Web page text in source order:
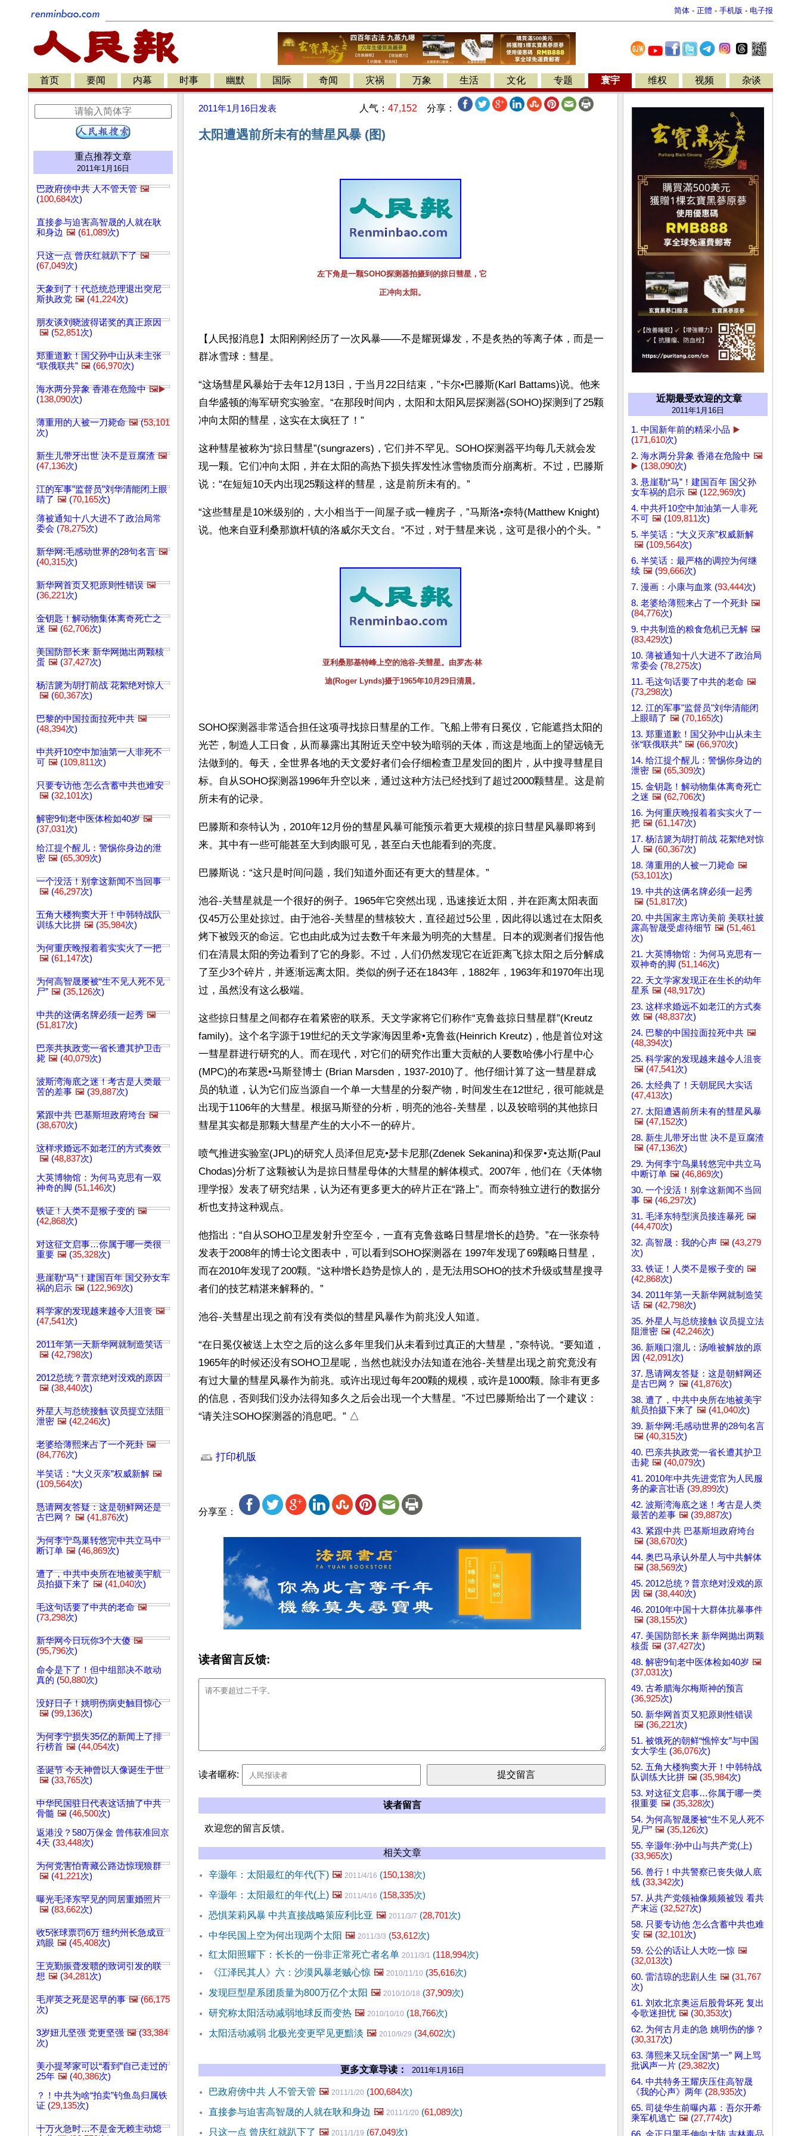
简体 - 正體 - 手机版 - 电子报
首页 要闻 内幕 时事 幽默 国际 奇闻 灾祸 万象 生活 文化 专题 寰宇 维权 视频 杂谈
重点推荐文章
2011年1月16日
巴政府傍中共 人不管天管 🖼️
(100,684次)
直接参与迫害高智晟的人就在耿
和身边 🖼️ (61,089次)
只这一点 曾庆红就趴下了 🖼️
(67,049次)
天象到了！代总统总理退出突尼
斯执政党 🖼️ (41,224次)
朋友谈刘晓波得诺奖的真正原因
🖼️ (52,851次)
郑重道歉！国父孙中山从未主张
“联俄联共” 🖼️ (66,970次)
海水两分异象 香港在危险中 🖼️▶️
(138,090次)
薄重用的人被一刀毙命 🖼️(53,101
次)
新生儿带牙出世 决不是豆腐渣 🖼️
(47,136次)
江的军事"监督员"刘华清能闭上眼
睛了 🖼️ (70,165次)
薄被通知十八大进不了政治局常
委会 (78,275次)
新华网:毛感动世界的28句名言 🖼️
(40,315次)
新华网首页又犯原则性错误 🖼️
(36,221次)
金钥匙！解动物集体离奇死亡之
迷 🖼️ (62,706次)
美国防部长来 新华网抛出两颗核
蛋 🖼️ (37,427次)
杨洁篪为胡打前战 花絮绝对惊人
🖼️ (60,367次)
巴黎的中国拉面拉死中共 🖼️
(48,394次)
中共歼10空中加油第一人非死不
可 🖼️ (109,811次)
只要专访他 怎么含蓄中共也难安
🖼️ (32,101次)
解密9旬老中医体检如40岁 🖼️
(37,031次)
给江提个醒儿：警惕你身边的泄
密 🖼️ (65,309次)
一个没活！别拿这新闻不当回事
🖼️ (46,297次)
五角大楼狗窦大开！中韩特战队
训练大比拼 🖼️ (35,984次)
为何重庆晚报着着实实火了一把
🖼️ (61,147次)
为何高智晟屡被“生不见人死不见
尸” 🖼️ (35,126次)
中共的这俩名牌必须一起秀 🖼️
(51,817次)
巴亲共执政党一省长遭其护卫击
毙 🖼️ (40,079次)
波斯湾海底之迷！考古是人类最
苦的差事 🖼️ (39,887次)
紧跟中共 巴基斯坦政府垮台 🖼️
(38,670次)
这样求婚远不如老江的方式奏效
🖼️ (48,837次)
大英博物馆：为何马克思有一双
神奇的脚 (51,146次)
铁证！人类不是猴子变的 🖼️
(42,868次)
对这征文启事…你属于哪一类很
重要 🖼️ (35,328次)
悬崖勒“马”！建国百年 国父孙女车
祸的启示 🖼️ (122,969次)
科学家的发现越来越令人沮丧 🖼️
(47,541次)
2011年第一天新华网就制造笑话
🖼️ (42,798次)
2012总统？普京绝对没戏的原因
🖼️ (38,440次)
外星人与总统接触 议员提立法阻
泄密 🖼️ (42,246次)
老婆给薄熙来占了一个死卦 🖼️
(84,776次)
半笑话：“大义灭亲”权威新解 🖼️
(109,564次)
恳请网友答疑：这是朝鲜网还是
古巴网？ 🖼️ (41,876次)
为何李宁鸟巢转悠完中共立马中
断订单 🖼️ (46,869次)
遭了，中共中央所在地被美宇航
员拍摄下来了 🖼️ (41,040次)
毛这句话要了中共的老命 🖼️
(73,298次)
新华网今日玩你3个大傻 🖼️
(95,796次)
命令是下了！但中组部决不敢动
真的 (50,880次)
没好日子！姚明伤病史触目惊心
🖼️ (99,136次)
为何李宁损失35亿的新闻上了排
行榜首 🖼️ (44,054次)
圣诞节 今天神曾以人像诞生于世
🖼️ (33,765次)
中华民国驻日代表这话抽了中共
骨髓 🖼️ (46,500次)
返港没？580万保金 曾伟获准回京
4天 (33,448次)
为何党害怕青藏公路边惊现狼群
🖼️ (41,221次)
曝光毛泽东罕见的同居重婚照片
🖼️ (83,662次)
收5张球票罚6万 纽约州长急成豆
鸡眼 🖼️ (45,408次)
王克勤振聋发聩的致词引发的联
想 🖼️ (34,281次)
毛岸英之死是迟早的事 🖼️(66,175
次)
3岁妞儿坚强 党更坚强 🖼️(33,384
次)
美小提琴家可以“看到”自己走过的
25年 🖼️ (40,386次)
？！中共为啥“拍卖”钓鱼岛归属铁
证 (29,135次)
十万火急时…不是金无赖主动熄
2011年1月16日 发表 人气： 47,152 分享：
太阳遭遇前所未有的彗星风暴 (图)
左下角是一颗SOHO探测器拍摄到的掠日彗星，它
正冲向太阳。
【人民报消息】太阳刚刚经历了一次风暴——不是耀斑爆发，不是炙热的等离子体，而是一
群冰雪球：彗星。
“这场彗星风暴始于去年12月13日，于当月22日结束，”卡尔•巴滕斯(Karl Battams)说。他来
自华盛顿的海军研究实验室。“在那段时间内，太阳和太阳风层探测器(SOHO)探测到了25颗
冲向太阳的彗星，这实在太疯狂了！”
这种彗星被称为“掠日彗星”(sungrazers)，它们并不罕见。SOHO探测器平均每几天就会发
现一颗。它们冲向太阳，并在太阳的高热下损失挥发性冰雪物质而分崩离析。不过，巴滕斯
说：“在短短10天内出现25颗这样的彗星，这是前所未有的。”
“这些彗星是10米级别的，大小相当于一间屋子或一幢房子，”马斯洛•奈特(Matthew Knight)
说。他来自亚利桑那旗杆镇的洛威尔天文台。“不过，对于彗星来说，这可是很小的个头。”
亚利桑那基特峰上空的池谷-关彗星。由罗杰·林
迪(Roger Lynds)摄于1965年10月29日清晨。
SOHO探测器非常适合担任这项寻找掠日彗星的工作。飞船上带有日冕仪，它能遮挡太阳的
光芒，制造人工日食，从而暴露出其附近天空中较为暗弱的天体，而这是地面上的望远镜无
法做到的。每天，全世界各地的天文爱好者们会仔细检查卫星发回的图片，从中搜寻彗星目
标。自从SOHO探测器1996年升空以来，通过这种方法已经找到了超过2000颗彗星。这是前
所未有的记录。
巴滕斯和奈特认为，2010年12月份的彗星风暴可能预示着更大规模的掠日彗星风暴即将到
来。其中有一些可能甚至大到肉眼可见，甚至白天也能看到的亮度。
巴滕斯说：“这只是时间问题，我们知道外面还有更大的彗星体。”
池谷-关彗星就是一个很好的例子。1965年它突然出现，迅速接近太阳，并在距离太阳表面
仅45万公里处掠过。由于池谷-关彗星的彗核较大，直径超过5公里，因此得以逃过在太阳炙
烤下被毁灭的命运。它也由此成为过去数千年来最为明亮的大彗星。日本的观测者们报告他
们在清晨太阳的旁边看到了它的身影。不过，人们仍然发现它在近距离飞掠太阳之后分解成
了至少3个碎片，并逐渐远离太阳。类似的例子还在1843年，1882年，1963年和1970年出现
过，虽然没有这么极端。
这些掠日彗星之间都存在着紧密的联系。天文学家将它们称作“克鲁兹掠日彗星群”(Kreutz
family)。这个名字源于19世纪的天文学家海因里希•克鲁兹(Heinrich Kreutz)，他是首位对这
一彗星群进行研究的人。而在现代，对它们的研究作出重大贡献的人要数哈佛小行星中心
(MPC)的布莱恩•马斯登博士 (Brian Marsden，1937-2010)了。他仔细计算了这一彗星群成
员的轨道，认为它们应当源自一个单一大彗星的分裂产物，时间发生在12世纪，很可能就是
出现于1106年的大彗星。根据马斯登的分析，明亮的池谷-关彗星，以及较暗弱的其他掠日
彗星其实都是那颗大彗星产生的大小不一的碎片。
喷气推进实验室(JPL)的研究人员泽但尼克•瑟卡尼那(Zdenek Sekanina)和保罗•克达斯(Paul
Chodas)分析了这颗被认为是掠日彗星母体的大彗星的解体模式。2007年，他们在《天体物
理学报》发表了研究结果，认为还有更多更大的碎片正在“路上”。而奈特独立进行的数据分
析也支持这种观点。
他指出：“自从SOHO卫星发射升空至今，一直有克鲁兹略日彗星增长的趋势。”在一张奈特
发表于2008年的博士论文图表中，可以看到SOHO探测器在 1997年发现了69颗略日彗星，
而在2010年发现了200颗。“这种增长趋势是惊人的，是无法用SOHO的技术升级或彗星搜寻
者们的技艺精湛来解释的。”
池谷-关彗星出现之前有没有类似的彗星风暴作为前兆没人知道。
“在日冕仪被送上太空之后的这么多年里我们从未看到过真正的大彗星，”奈特说。“要知道，
1965年的时候还没有SOHO卫星呢，当然也就没办法知道在池谷-关彗星出现之前究竟没有
有过大量的彗星风暴作为前兆。或许出现过每年200颗的规模，或许是1000颗。除非有更多
的信息，否则我们没办法得知多久之后会出现一个大彗星。”不过巴滕斯给出了一个建议：
“请关注SOHO探测器的消息吧。” △
打印机版
分享至：
读者留言反馈:
读者暱称:
读者留言
欢迎您的留言反馈。
相关文章
辛灏年：太阳最红的年代(下) 🖼️ 2011/4/16 (150,138次)
辛灏年：太阳最红的年代(上) 🖼️ 2011/4/16 (158,335次)
恐惧茉莉风暴 中共直接战略策应利比亚 🖼️ 2011/3/7 (28,701次)
中华民国上空为何出现两个太阳 🖼️ 2011/3/3 (53,612次)
红太阳照耀下：长长的一份非正常死亡者名单 2011/3/1 (118,994次)
《江泽民其人》六：沙漠风暴老贼心惊 🖼️ 2010/11/10 (35,616次)
发现巨型星系团质量为800万亿个太阳 🖼️ 2010/10/18 (37,909次)
研究称太阳活动减弱地球反而变热 🖼️ 2010/10/10 (18,766次)
太阳活动减弱 北极光变更罕见更黯淡 🖼️ 2010/9/29 (34,602次)
更多文章导读： 2011年1月16日
巴政府傍中共 人不管天管 🖼️ 2011/1/20 (100,684次)
直接参与迫害高智晟的人就在耿和身边 🖼️ 2011/1/20 (61,089次)
只这一点 曾庆红就趴下了 🖼️ 2011/1/19 (67,049次)
近期最受欢迎的文章
2011年1月16日
1. 中国新年前的精采小品 ▶️
(171,610次)
2. 海水两分异象 香港在危险中 🖼️
▶️ (138,090次)
3. 悬崖勒“马”！建国百年 国父孙
女车祸的启示 🖼️ (122,969次)
4. 中共歼10空中加油第一人非死
不可 🖼️ (109,811次)
5. 半笑话：“大义灭亲”权威新解
🖼️ (109,564次)
6. 半笑话：最严格的调控为何继
续 🖼️ (99,666次)
7. 漫画：小康与血浆 (93,444次)
8. 老婆给薄熙来占了一个死卦 🖼️
(84,776次)
9. 中共制造的粮食危机已无解 🖼️
(83,429次)
10. 薄被通知十八大进不了政治局
常委会 (78,275次)
11. 毛这句话要了中共的老命 🖼️
(73,298次)
12. 江的军事"监督员"刘华清能闭
上眼睛了 🖼️ (70,165次)
13. 郑重道歉！国父孙中山从未主
张“联俄联共” 🖼️ (66,970次)
14. 给江提个醒儿：警惕你身边的
泄密 🖼️ (65,309次)
15. 金钥匙！解动物集体离奇死亡
之迷 🖼️ (62,706次)
16. 为何重庆晚报着着实实火了一
把 🖼️ (61,147次)
17. 杨洁篪为胡打前战 花絮绝对惊
人 🖼️ (60,367次)
18. 薄重用的人被一刀毙命 🖼️
(53,101次)
19. 中共的这俩名牌必须一起秀
🖼️ (51,817次)
20. 中共国家主席访美前 美联社披
露高智晟受虐待细节 🖼️ (51,461
次)
21. 大英博物馆：为何马克思有一
双神奇的脚 (51,146次)
22. 天文学家发现正在生长的幼年
星系 🖼️ (48,917次)
23. 这样求婚远不如老江的方式奏
效 🖼️ (48,837次)
24. 巴黎的中国拉面拉死中共 🖼️
(48,394次)
25. 科学家的发现越来越令人沮丧
🖼️ (47,541次)
26. 太经典了！天朝屁民大实话
(47,413次)
27. 太阳遭遇前所未有的彗星风暴
🖼️ (47,152次)
28. 新生儿带牙出世 决不是豆腐渣
🖼️ (47,136次)
29. 为何李宁鸟巢转悠完中共立马
中断订单 🖼️ (46,869次)
30. 一个没活！别拿这新闻不当回
事 🖼️ (46,297次)
31. 毛泽东特型演员接连暴死 🖼️
(44,470次)
32. 高智晟：我的心声 🖼️ (43,279
次)
33. 铁证！人类不是猴子变的 🖼️
(42,868次)
34. 2011年第一天新华网就制造笑
话 🖼️ (42,798次)
35. 外星人与总统接触 议员提立法
阻泄密 🖼️ (42,246次)
36. 新顺口溜儿：汤唯被解放的原
因 (42,091次)
37. 恳请网友答疑：这是朝鲜网还
是古巴网？ 🖼️ (41,876次)
38. 遭了，中共中央所在地被美宇
航员拍摄下来了 🖼️ (41,040次)
39. 新华网:毛感动世界的28句名言
🖼️ (40,315次)
40. 巴亲共执政党一省长遭其护卫
击毙 🖼️ (40,079次)
41. 2010年中共先进党官为人民服
务的豪言壮语 (39,899次)
42. 波斯湾海底之迷！考古是人类
最苦的差事 🖼️ (39,887次)
43. 紧跟中共 巴基斯坦政府垮台
🖼️ (38,670次)
44. 奥巴马承认外星人与中共解体
🖼️ (38,569次)
45. 2012总统？普京绝对没戏的原
因 🖼️ (38,440次)
46. 2010年中国十大群体抗暴事件
🖼️ (38,155次)
47. 美国防部长来 新华网抛出两颗
核蛋 🖼️ (37,427次)
48. 解密9旬老中医体检如40岁 🖼️
(37,031次)
49. 古希腊海尔梅斯神的预言
(36,925次)
50. 新华网首页又犯原则性错误
🖼️ (36,221次)
51. 被饿死的朝鲜“憔悴女”与中国
女大学生 (36,076次)
52. 五角大楼狗窦大开！中韩特战
队训练大比拼 🖼️ (35,984次)
53. 对这征文启事…你属于哪一类
很重要 🖼️ (35,328次)
54. 为何高智晟屡被“生不见人死不
见尸” 🖼️ (35,126次)
55. 辛灏年:孙中山与共产党(上)
(33,965次)
56. 兽行！中共警察已丧失做人底
线 (33,342次)
57. 从共产党领袖像频频被毁 看共
产末运 (32,527次)
58. 只要专访他 怎么含蓄中共也难
安 🖼️ (32,101次)
59. 公公的话让人大吃一惊 🖼️
(32,013次)
60. 雷洁琼的悲剧人生 🖼️ (31,767
次)
61. 刘欢北京奥运后股骨坏死 复出
令歌迷担忧 🖼️ (30,353次)
62. 为何古月走的急 姚明伤的惨？
(30,317次)
63. 薄熙来又玩全国“第一” 网上骂
批讽声一片 (29,382次)
64. 中共特务王耀庆压住高智晟
《我的心声》两年 (28,935次)
65. 司徒华生前曝内幕：吾尔开希
乘军机逃亡 🖼️ (27,774次)
66. 金正日黑手伸向大陆 吉林毒品